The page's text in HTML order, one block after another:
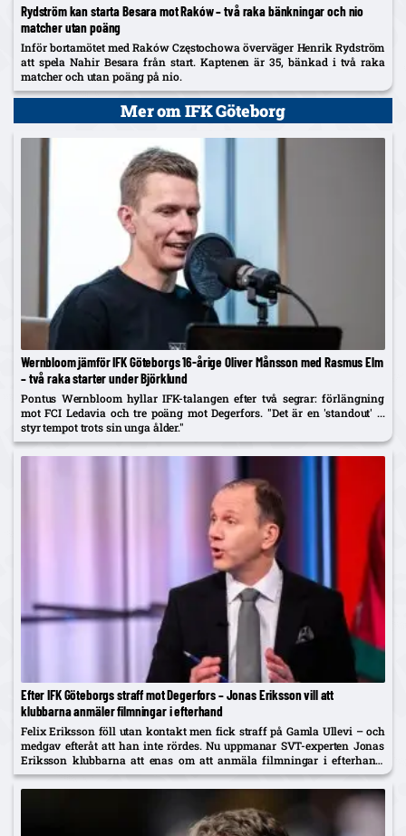
Rydström kan starta Besara mot Raków – två raka bänkningar och nio
matcher utan poäng
Inför bortamötet med Raków Częstochowa överväger Henrik Rydström
att spela Nahir Besara från start. Kaptenen är 35, bänkad i två raka
matcher och utan poäng på nio.
Mer om IFK Göteborg
Wernbloom jämför IFK Göteborgs 16-årige Oliver Månsson med Rasmus Elm
– två raka starter under Björklund
Pontus Wernbloom hyllar IFK-talangen efter två segrar: förlängning
mot FCI Ledavia och tre poäng mot Degerfors. "Det är en 'standout' ...
styr tempot trots sin unga ålder."
Efter IFK Göteborgs straff mot Degerfors – Jonas Eriksson vill att
klubbarna anmäler filmningar i efterhand
Felix Eriksson föll utan kontakt men fick straff på Gamla Ullevi – och
medgav efteråt att han inte rördes. Nu uppmanar SVT-experten Jonas
Eriksson klubbarna att enas om att anmäla filmningar i efterhand:
"Ingen vill se fusket."